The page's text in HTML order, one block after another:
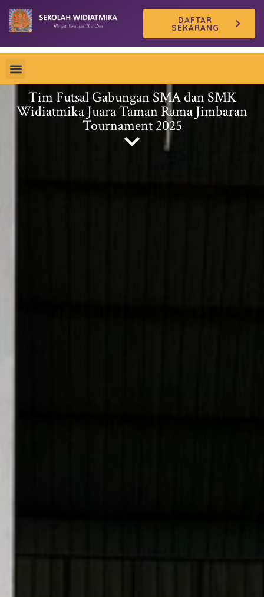
Skip
content
DAFTAR
SEKARANG
Tim Futsal Gabungan SMA dan SMK
Widiatmika Juara Taman Rama Jimbaran
Tournament 2025